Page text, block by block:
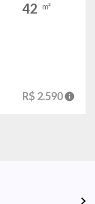
42 m²
R$ 2.590